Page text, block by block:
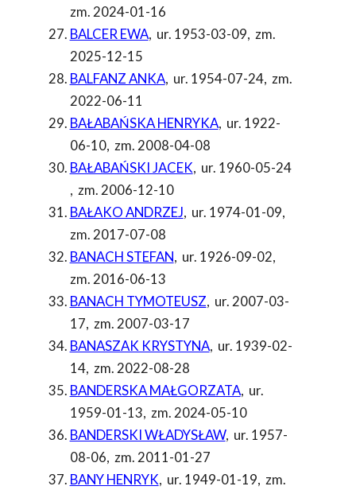
zm. 2024-01-16
BALCER EWA, ur. 1953-03-09, zm.
2025-12-15
BALFANZ ANKA, ur. 1954-07-24, zm.
2022-06-11
BAŁABAŃSKA HENRYKA, ur. 1922-
06-10, zm. 2008-04-08
BAŁABAŃSKI JACEK, ur. 1960-05-24
, zm. 2006-12-10
BAŁAKO ANDRZEJ, ur. 1974-01-09,
zm. 2017-07-08
BANACH STEFAN, ur. 1926-09-02,
zm. 2016-06-13
BANACH TYMOTEUSZ, ur. 2007-03-
17, zm. 2007-03-17
BANASZAK KRYSTYNA, ur. 1939-02-
14, zm. 2022-08-28
BANDERSKA MAŁGORZATA, ur.
1959-01-13, zm. 2024-05-10
BANDERSKI WŁADYSŁAW, ur. 1957-
08-06, zm. 2011-01-27
BANY HENRYK, ur. 1949-01-19, zm.